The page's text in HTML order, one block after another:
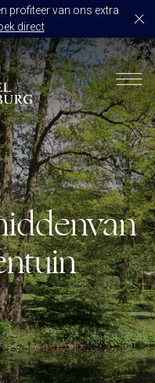
profiteer van ons extra
direct
van